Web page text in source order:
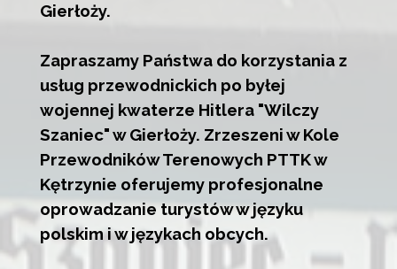
Gierłoży.
Zapraszamy Państwa do korzystania z
usług przewodnickich po byłej
wojennej kwaterze Hitlera "Wilczy
Szaniec" w Gierłoży. Zrzeszeni w Kole
Przewodników Terenowych PTTK w
Kętrzynie oferujemy profesjonalne
oprowadzanie turystów w języku
polskim i w językach obcych.